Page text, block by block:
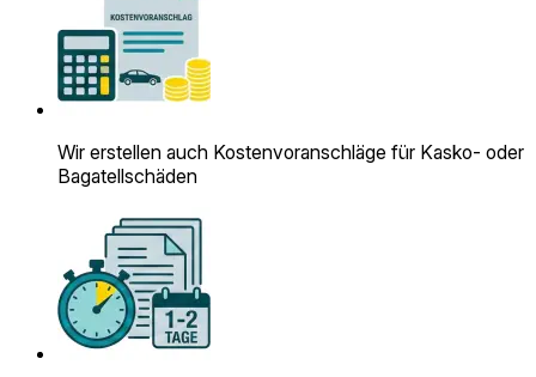
Wir erstellen auch Kostenvoranschläge für Kasko- oder
Bagatell­schäden